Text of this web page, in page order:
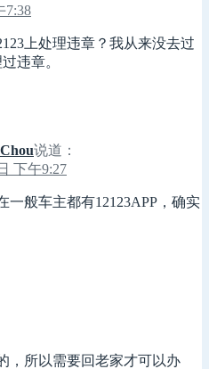
7:38
上处理违章？我从来没去过
违章。
说道：
下午9:27
一般车主都有12123APP，确实
，所以需要回老家才可以办